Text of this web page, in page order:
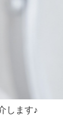
します♪